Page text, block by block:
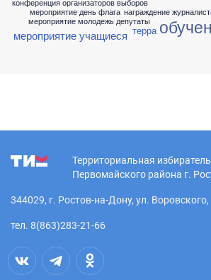
мероприятие день флага
мероприятие молодежь депутаты
мероприятие учащиеся
награждение
терра
Территориальная
Первомайского района г.
344029, г. Ростов-на-Дону, ул.
тел. 8(863)283-21-66